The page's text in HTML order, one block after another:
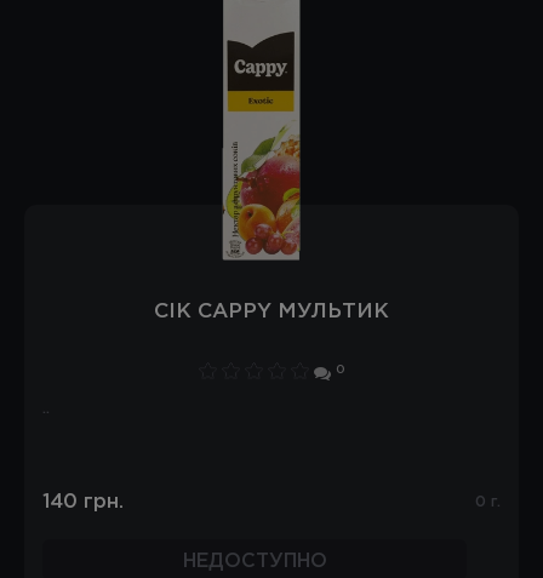
СІК CAPPY МУЛЬТИК
0
..
140 грн. 0 г.
НЕДОСТУПНО